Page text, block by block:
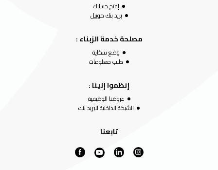
إفتح حسابك
بريد بنك موبيل
مصلحة خدمة الزبناء :
وضع شكاية
طلب معلومات
إنظموا إلينا :
عروضنا الوظيفية
الشبكة الداخلية للبريد بنك
تابعنا